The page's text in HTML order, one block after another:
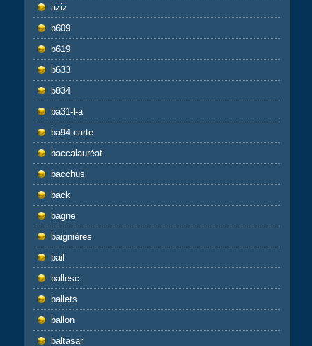
aziz
b609
b619
b633
b834
ba31-l-a
ba94-carte
baccalauréat
bacchus
back
bagne
baignières
bail
ballesc
ballets
ballon
baltasar